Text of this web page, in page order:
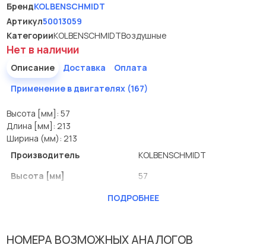
БрендKOLBENSCHMIDT
Артикул50013059
КатегорииKOLBENSCHMIDTВоздушные
Нет в наличии
Описание Доставка
Оплата
Применение в двигателях (167)
Высота [мм]: 57
Длина [мм]: 213
Ширина (мм): 213
Производитель
KOLBENSCHMIDT
Высота [мм]
57
213
ПОДРОБНЕЕ
НОМЕРА ВОЗМОЖНЫХ АНАЛОГОВ